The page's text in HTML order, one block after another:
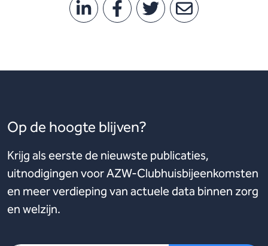
Op de hoogte blijven?
Krijg als eerste de nieuwste publicaties,
uitnodigingen voor AZW-Clubhuisbijeenkomsten
en meer verdieping van actuele data binnen zorg
en welzijn.